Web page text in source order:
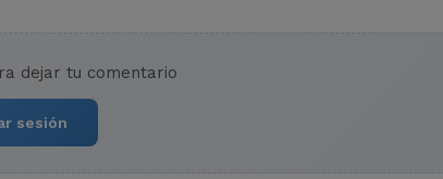
dejar tu comentario
sesión